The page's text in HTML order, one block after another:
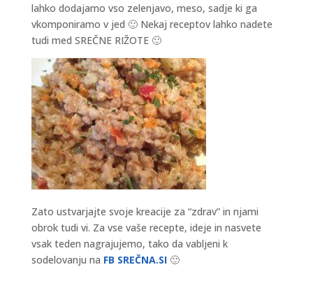
lahko dodajamo vso zelenjavo, meso, sadje ki ga
vkomponiramo v jed 🙂 Nekaj receptov lahko nadete
tudi med SREČNE RIŽOTE 🙂
Zato ustvarjajte svoje kreacije za “zdrav” in njami
obrok tudi vi. Za vse vaše recepte, ideje in nasvete
vsak teden nagrajujemo, tako da vabljeni k
sodelovanju na FB SREČNA.SI🙂